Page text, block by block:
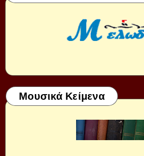
Μουσικά Κείμενα